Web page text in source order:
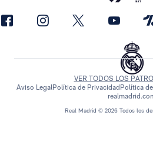
Real Madrid © 2026 Todos los
VER TODOS LOS
Aviso LegalPolítica de Privacidad Política